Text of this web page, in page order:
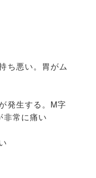
ち悪い。胃がム
発生する。M字
非常に痛い